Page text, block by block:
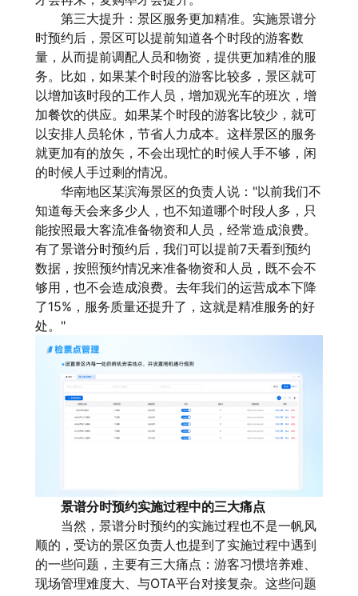
第三大提升：景区服务更加精准。实施景谱分
时预约后，景区可以提前知道各个时段的游客数
量，从而提前调配人员和物资，提供更加精准的服
务。比如，如果某个时段的游客比较多，景区就可
以增加该时段的工作人员，增加观光车的班次，增
加餐饮的供应。如果某个时段的游客比较少，就可
以安排人员轮休，节省人力成本。这样景区的服务
就更加有的放矢，不会出现忙的时候人手不够，闲
的时候人手过剩的情况。
华南地区某滨海景区的负责人说："以前我们不
知道每天会来多少人，也不知道哪个时段人多，只
能按照最大客流准备物资和人员，经常造成浪费。
有了景谱分时预约后，我们可以提前7天看到预约
数据，按照预约情况来准备物资和人员，既不会不
够用，也不会造成浪费。去年我们的运营成本下降
了15%，服务质量还提升了，这就是精准服务的好
处。"
景谱分时预约实施过程中的三大痛点
当然，景谱分时预约的实施过程也不是一帆风
顺的，受访的景区负责人也提到了实施过程中遇到
的一些问题，主要有三大痛点：游客习惯培养难、
现场管理难度大、与OTA平台对接复杂。这些问题